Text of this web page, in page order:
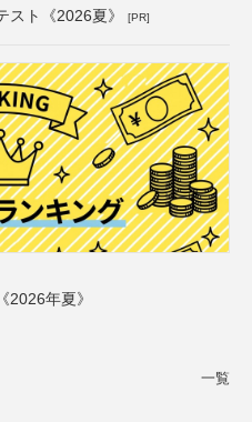
スト《2026夏》 [PR]
年夏》
一覧